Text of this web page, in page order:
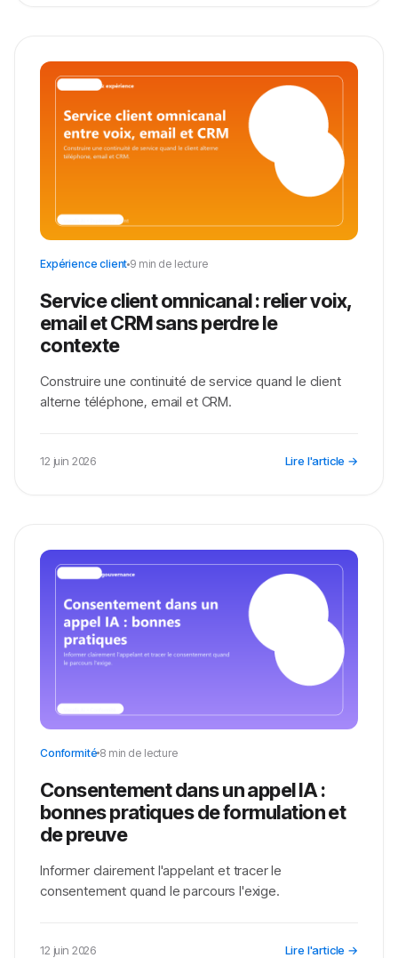
Expérience client 9 min de lecture
Service client omnicanal : relier voix,
email et CRM sans perdre le
contexte
Construire une continuité de service quand le client
alterne téléphone, email et CRM.
12 juin 2026 Lire l'article →
Conformité 8 min de lecture
Consentement dans un appel IA :
bonnes pratiques de formulation et
de preuve
Informer clairement l'appelant et tracer le
consentement quand le parcours l'exige.
12 juin 2026 Lire l'article →